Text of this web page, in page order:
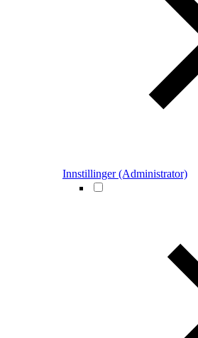
Innstillinger (Administrator)